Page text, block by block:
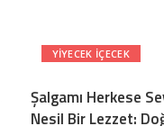
YIYECEK IÇECEK
Şalgamı Herkese
Nesil Bir Lezzet: